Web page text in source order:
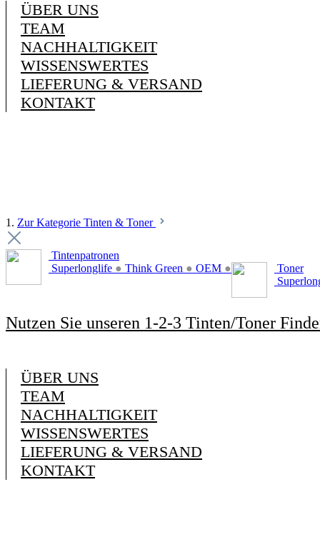
ÜBER UNS
TEAM
NACHHALTIGKEIT
WISSENSWERTES
LIEFERUNG & VERSAND
KONTAKT
1. Zur Kategorie Tinten & Toner
Tintenpatronen
Superlonglife ● Think Green ● OEM ●
Toner
Nutzen Sie unseren 1-2-3 Tinten/Toner
ÜBER UNS
TEAM
NACHHALTIGKEIT
WISSENSWERTES
LIEFERUNG & VERSAND
KONTAKT